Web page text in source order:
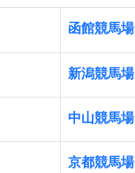
函館競馬場
新潟競馬場
中山競馬場
京都競馬場